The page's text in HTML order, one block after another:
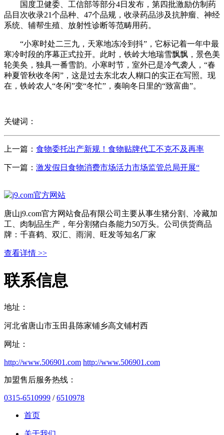
国度卫健委、工信部等部分4日发布，第四批激励仿制药
品目次收录21个品种、47个品规，收录药品涉及抗肿瘤、神经
系统、辅帮生殖、放射性诊断等范畴用药。
“小寒时处二三九，天寒地冻冷到抖”，它标记着一年中最
寒冷时段的序幕正式拉开。此时，铁岭大地瑞雪飘飘，景色美
轮美奂，独具一番雪韵。小寒时节，室外已是冷气袭人，“春
种夏管秋收冬闲”，这是过去东北农人糊口的实正在写照。现
在，铁岭农人“冬闲”变“冬忙”，奏响冬日里的“致富曲”。
关键词：
上一篇： 食物委托出产新规！食物贴牌代工不克不及再率
下一篇： 激发假日食物消费市场活力市场监管总局开展“
唐山j9.com官方网站食品有限公司主要从事生猪分割、冷藏加
工、肉制品生产，年分割猪白条能力50万头。公司供货商品
牌：千喜鹤、双汇、雨润、旺发等知名厂家
查看详情 >>
联系信息
地址：
河北省唐山市玉田县陈家铺乡高文铺村西
网址：
http://www.506901.com http://www.506901.com
加盟售后服务热线：
0315-6510999 /6510978
首页